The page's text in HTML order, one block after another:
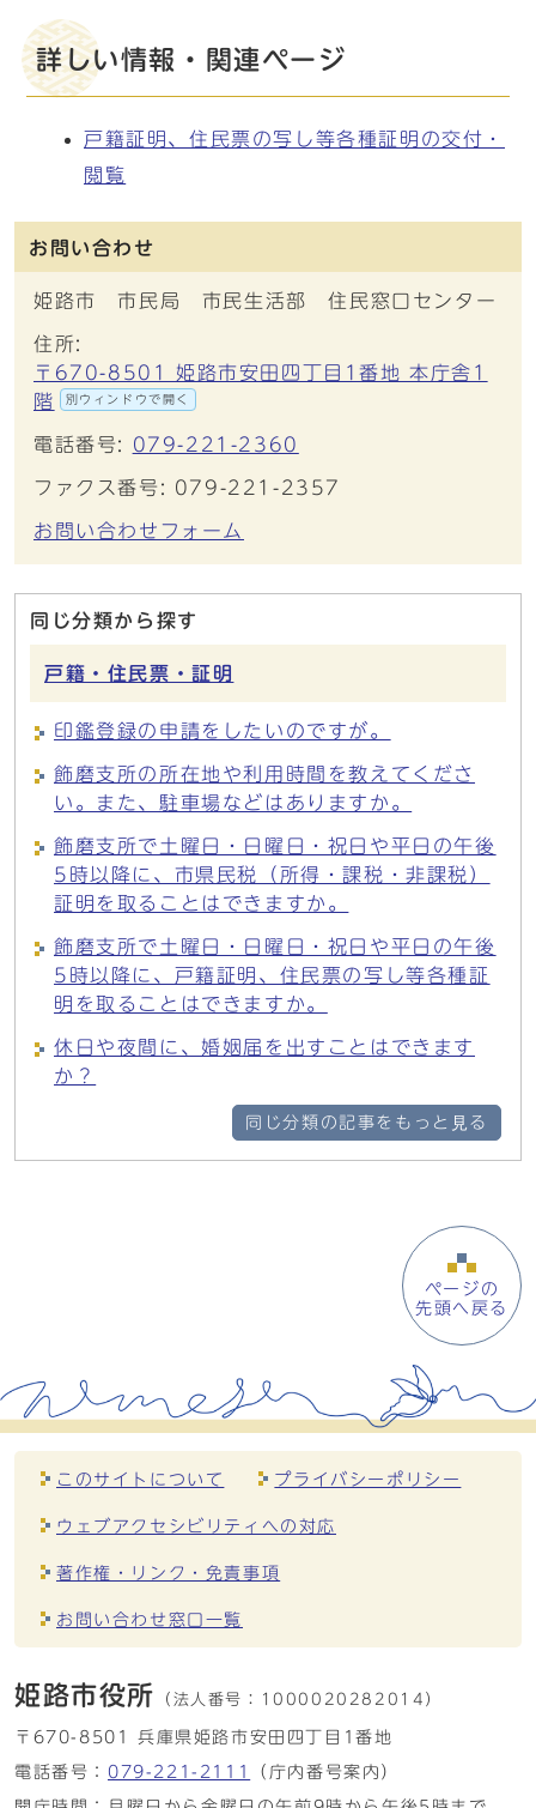
詳しい情報・関連ページ
戸籍証明、住民票の写し等各種証明の交付・
閲覧
お問い合わせ
姫路市 市民局 市民生活部 住民窓口センター
住所:
〒670-8501 姫路市安田四丁目1番地 本庁舎1
階
別ウィンドウで開く
電話番号: 079-221-2360
ファクス番号: 079-221-2357
お問い合わせフォーム
同じ分類から探す
戸籍・住民票・証明
印鑑登録の申請をしたいのですが。
飾磨支所の所在地や利用時間を教えてくださ
い。また、駐車場などはありますか。
飾磨支所で土曜日・日曜日・祝日や平日の午後
5時以降に、市県民税（所得・課税・非課税）
証明を取ることはできますか。
飾磨支所で土曜日・日曜日・祝日や平日の午後
5時以降に、戸籍証明、住民票の写し等各種証
明を取ることはできますか。
休日や夜間に、婚姻届を出すことはできます
か？
同じ分類の記事をもっと見る
ページの
先頭へ戻る
このサイトについて プライバシーポリシー
ウェブアクセシビリティへの対応
著作権・リンク・免責事項
お問い合わせ窓口一覧
姫路市役所 （法人番号： 1000020282014）
〒670-8501 兵庫県姫路市安田四丁目1番地
電話番号： 079-221-2111
（庁内番号案内）